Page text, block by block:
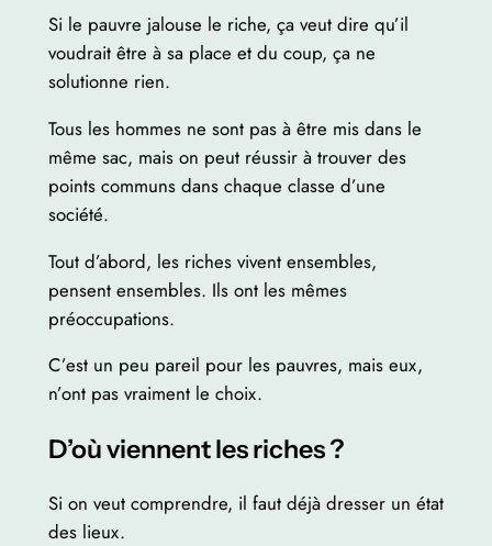
Si le pauvre jalouse le riche, ça veut dire qu’il
voudrait être à sa place et du coup, ça ne
solutionne rien.
Tous les hommes ne sont pas à être mis dans le
même sac, mais on peut réussir à trouver des
points communs dans chaque classe d’une
société.
Tout d’abord, les riches vivent ensembles,
pensent ensembles. Ils ont les mêmes
préoccupations.
C’est un peu pareil pour les pauvres, mais eux,
n’ont pas vraiment le choix.
D’où viennent les riches ?
Si on veut comprendre, il faut déjà dresser un état
des lieux.